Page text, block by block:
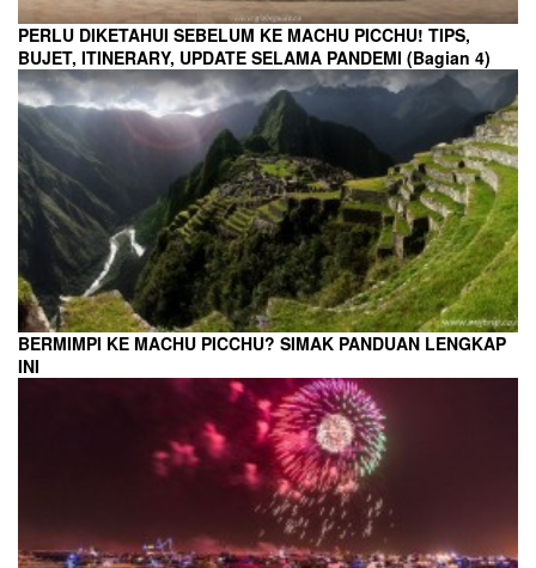
PERLU DIKETAHUI SEBELUM KE MACHU PICCHU! TIPS,
BUJET, ITINERARY, UPDATE SELAMA PANDEMI (Bagian 4)
BERMIMPI KE MACHU PICCHU? SIMAK PANDUAN LENGKAP
INI